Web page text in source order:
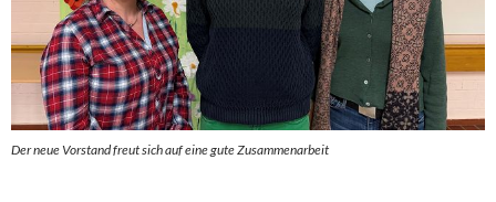
Der neue Vorstand freut sich auf eine gute Zusammenarbeit